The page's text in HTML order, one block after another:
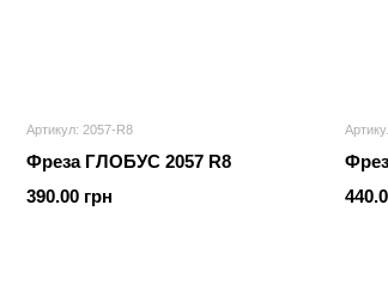
Артикул: 2057-R8
Фреза ГЛОБУС 2057 R8
390.00 грн